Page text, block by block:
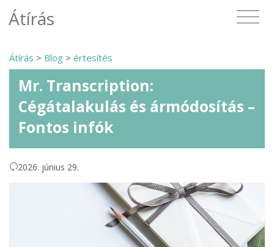
Átírás
Átírás > Blog > értesítés
Mr. Transcription:
Cégátalakulás és ármódosítás –
Fontos infók
2026. június 29.